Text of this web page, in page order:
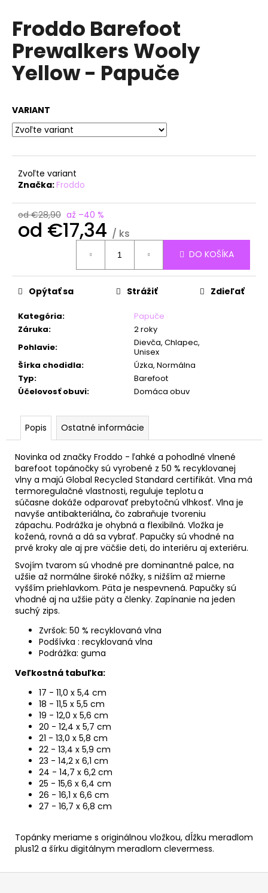
Froddo Barefoot
Prewalkers Wooly
Yellow - Papuče
VARIANT
Zvoľte variant
Značka:Froddo
od €28,90 až –40 %
od €17,34 / ks
DO KOŠÍKA
Kategória:
Papuče
Záruka:
2 roky
Pohlavie:
Dievča, Chlapec,
Unisex
Šírka chodidla:
Úzka, Normálna
Typ:
Barefoot
Účelovosť obuvi: Domáca obuv
Opýtať sa Strážiť Zdieľať
Popis Ostatné informácie
Novinka od značky Froddo - ľahké a pohodlné vlnené
barefoot topánočky sú vyrobené z 50 % recyklovanej
vlny a majú Global Recycled Standard certifikát. Vlna má
termoregulačné vlastnosti, reguluje teplotu a
súčasne dokáže odparovať prebytočnú vlhkosť. Vlna je
navyše antibakteriálna, čo zabraňuje tvoreniu
zápachu. Podrážka je ohybná a flexibilná. Vložka je
kožená, rovná a dá sa vybrať. Papučky sú vhodné na
prvé kroky ale aj pre väčšie deti, do interiéru aj exteriéru.
Svojím tvarom sú vhodné pre dominantné palce, na
užšie až normálne široké nôžky, s nižším až mierne
vyšším priehlavkom. Päta je nespevnená. Papučky sú
vhodné aj na užšie päty a členky. Zapínanie na jeden
suchý zips.
Zvršok: 50 % recyklovaná vlna
Podšívka : recyklovaná vlna
Podrážka: guma
Veľkostná tabuľka:
17 - 11,0 x 5,4 cm
18 - 11,5 x 5,5 cm
19 - 12,0 x 5,6 cm
20 - 12,4 x 5,7 cm
21 - 13,0 x 5,8 cm
22 - 13,4 x 5,9 cm
23 - 14,2 x 6,1 cm
24 - 14,7 x 6,2 cm
25 - 15,6 x 6,4 cm
26 - 16,1 x 6,6 cm
27 - 16,7 x 6,8 cm
Topánky meriame s originálnou vložkou, dĺžku meradlom
plus12 a šírku digitálnym meradlom clevermess.
j
s
ť
?
HĽADAŤ
O
d
p
o
m
e
Z